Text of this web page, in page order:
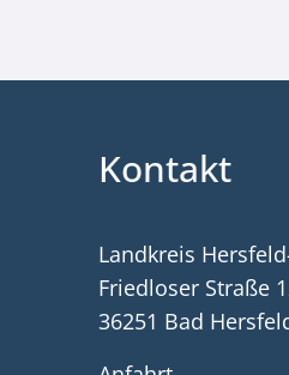
Kontakt
Landkreis
Friedloser Straße
36251 Bad